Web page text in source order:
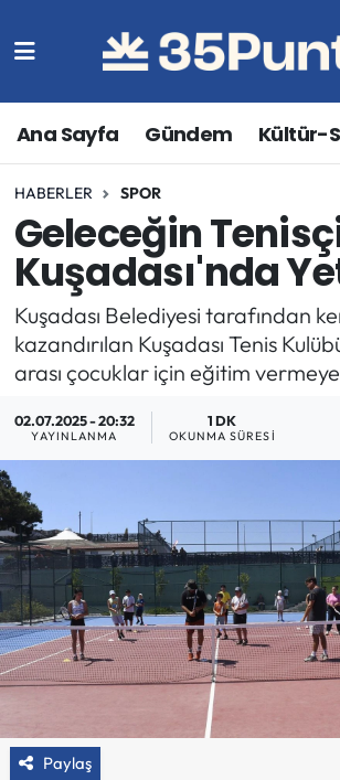
Ana Sayfa Gündem Kültür-
HABERLER SPOR
Geleceğin
Kuşadası'nda
Kuşadası Belediyesi tarafından
kazandırılan Kuşadası Tenis
arası çocuklar için eğitim
02.07.2025 - 20:32
YAYINLANMA
1 DK
OKUNMA SÜRESI
Paylaş